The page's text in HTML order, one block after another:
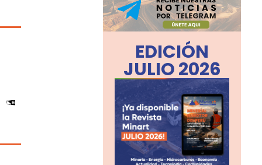
EDICIÓN
JULIO 2026